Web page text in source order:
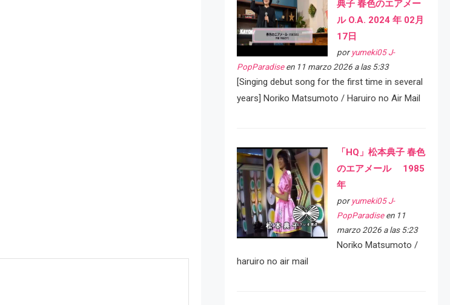
典子 春色のエアメー
ル O.A. 2024 年 02月
17日
por yumeki05 J-
PopParadiseen 11 marzo 2026 a las 5:33
[Singing debut song for the first time in several
years] Noriko Matsumoto / Haruiro no Air Mail
「HQ」松本典子 春色
のエアメール 1985
年
por yumeki05 J-
PopParadiseen 11
marzo 2026 a las 5:23
Noriko Matsumoto /
haruiro no air mail